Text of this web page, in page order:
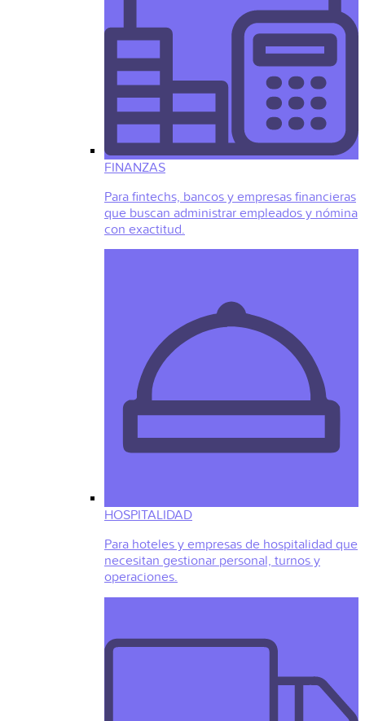
FINANZAS
Para fintechs, bancos y empresas financieras
que buscan administrar empleados y nómina
con exactitud.
HOSPITALIDAD
Para hoteles y empresas de hospitalidad que
necesitan gestionar personal, turnos y
operaciones.